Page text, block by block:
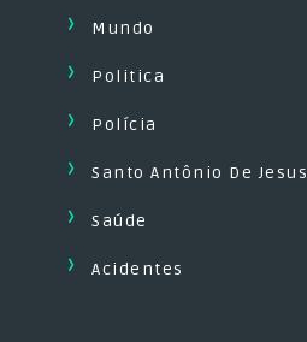
Mundo
Politica
Polícia
Santo Antônio De Jesus
Saúde
Acidentes